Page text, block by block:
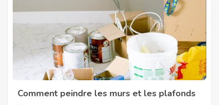
Comment peindre les murs et les plafonds